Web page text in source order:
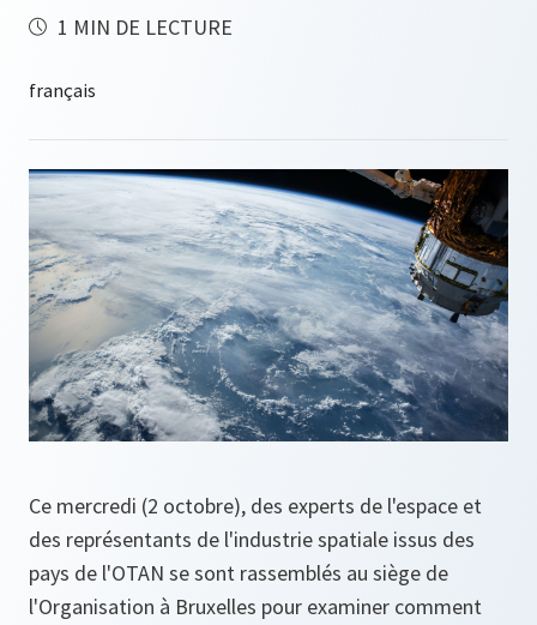
1 MIN DE LECTURE
Ce mercredi (2 octobre), des experts de l'espace et
des représentants de l'industrie spatiale issus des
pays de l'OTAN se sont rassemblés au siège de
l'Organisation à Bruxelles pour examiner comment